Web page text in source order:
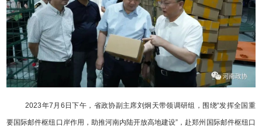
2023年7月6日下午，省政协副主席刘炯天带领调研组，围绕“发挥全国重
要国际邮件枢纽口岸作用，助推河南内陆开放高地建设”，赴郑州国际邮件枢纽口